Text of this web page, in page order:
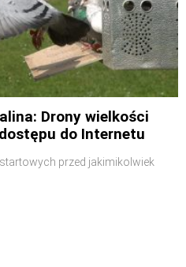
Drony wielkości
do Internetu
przed jakimikolwiek